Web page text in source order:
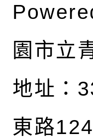
園市立
地址：
東路